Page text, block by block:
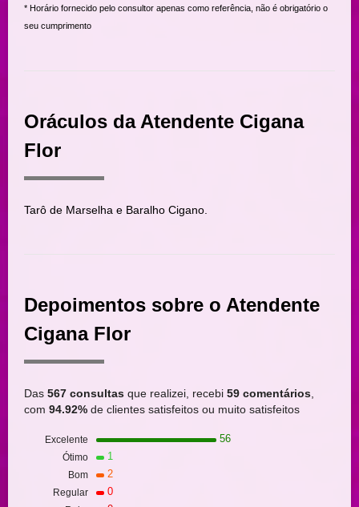
* Horário fornecido pelo consultor apenas como referência, não é obrigatório o
seu cumprimento
Oráculos da Atendente Cigana
Flor
Tarô de Marselha e Baralho Cigano.
Depoimentos sobre o Atendente
Cigana Flor
Das 567 consultas que realizei, recebi 59 comentários,
com 94.92% de clientes satisfeitos ou muito satisfeitos
Excelente 56
Ótimo 1
Bom 2
Regular 0